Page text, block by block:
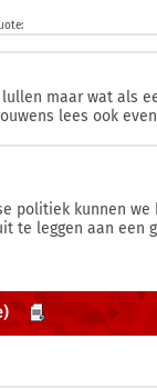
maar wat als
lees ook
politiek kunnen
te leggen aan een